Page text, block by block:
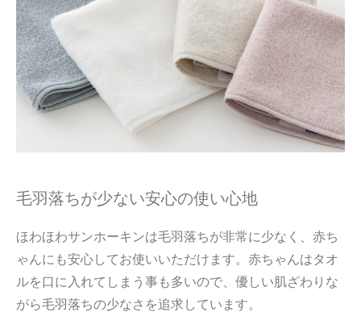
毛羽落ちが少ない安心の使い心地
ほわほわサンホーキンは毛羽落ちが非常に少なく、赤ち
ゃんにも安心してお使いいただけます。赤ちゃんはタオ
ルを口に入れてしまう事も多いので、優しい肌ざわりな
がら毛羽落ちの少なさを追求しています。